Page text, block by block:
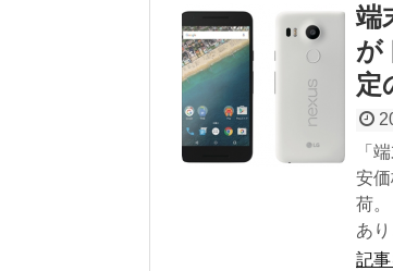
端
が
定
「
安
荷
あ
記